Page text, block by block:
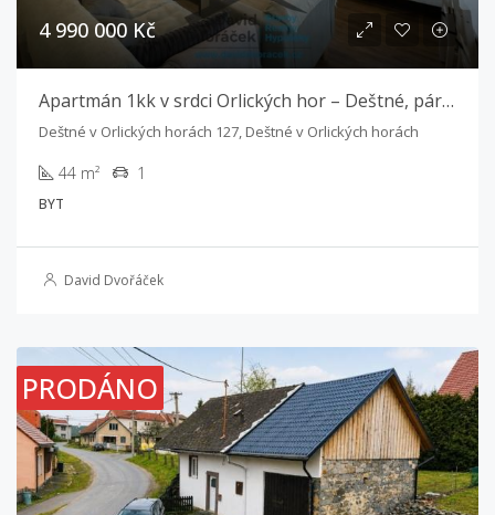
4 990 000 Kč
Apartmán 1kk v srdci Orlických hor – Deštné, pár kroků od náměstí
Deštné v Orlických horách 127, Deštné v Orlických horách
44 m² 1
BYT
David Dvořáček
PRODÁNO